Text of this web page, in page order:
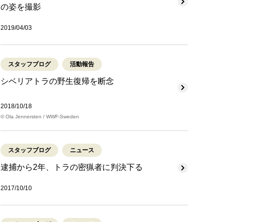
の姿を撮影
2019/04/03
スタッフブログ 活動報告
シベリアトラの野生復帰を断念
2018/10/18
© Ola Jennersten / WWF-Sweden
スタッフブログ ニュース
逮捕から2年、トラの密猟者に判決下る
2017/10/10